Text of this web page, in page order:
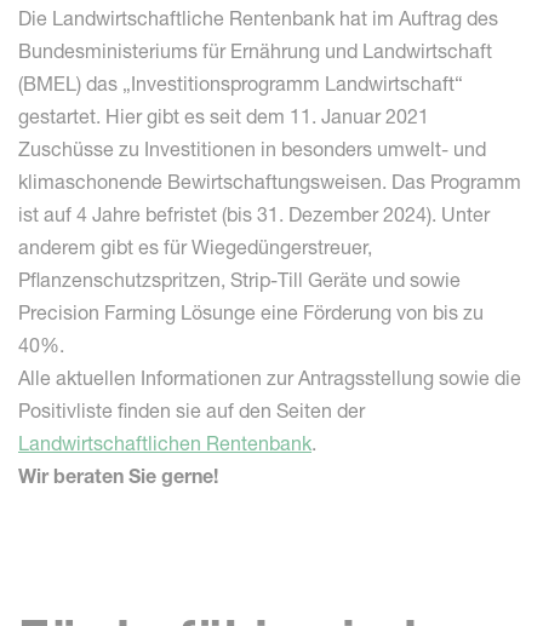
Die Landwirtschaftliche Rentenbank hat im Auftrag des
Bundesministeriums für Ernährung und Landwirtschaft
(BMEL) das „Investitionsprogramm Landwirtschaft“
gestartet. Hier gibt es seit dem 11. Januar 2021
Zuschüsse zu Investitionen in besonders umwelt- und
klimaschonende Bewirtschaftungsweisen. Das Programm
ist auf 4 Jahre befristet (bis 31. Dezember 2024). Unter
anderem gibt es für Wiegedüngerstreuer,
Pflanzenschutzspritzen, Strip-Till Geräte und sowie
Precision Farming Lösunge eine Förderung von bis zu
40%.
Alle aktuellen Informationen zur Antragsstellung sowie die
Positivliste finden sie auf den Seiten der
Landwirtschaftlichen Rentenbank.
Wir beraten Sie gerne!